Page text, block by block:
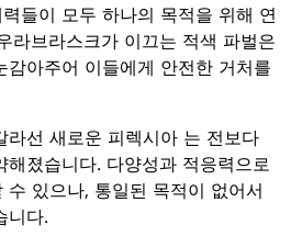
들이 모두 하나의 목적을 위해 연
라브라스크가 이끄는 적색 파벌은
감아주어 이들에게 안전한 거처를
라선 새로운 피렉시아 는 전보다
해졌습니다. 다양성과 적응력으로
수 있으나, 통일된 목적이 없어서
니다.